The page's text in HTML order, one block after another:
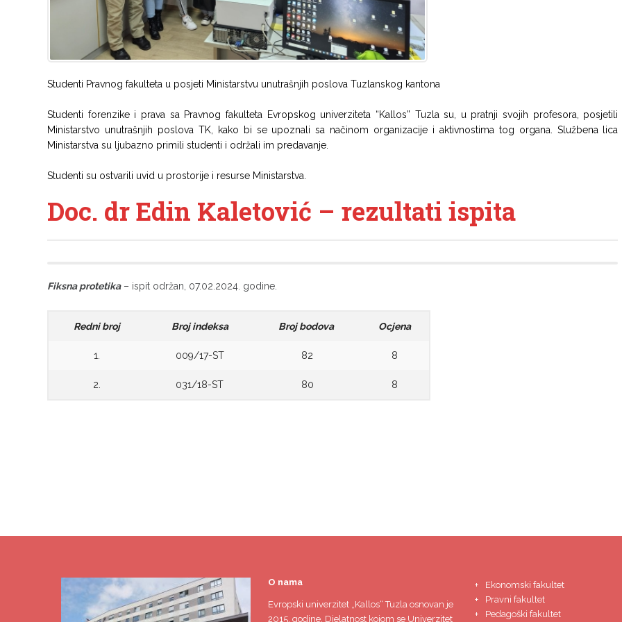
Studenti Pravnog fakulteta u posjeti Ministarstvu unutrašnjih poslova Tuzlanskog kantona
Studenti forenzike i prava sa Pravnog fakulteta Evropskog univerziteta “Kallos” Tuzla su, u pratnji svojih profesora, posjetili
Ministarstvo unutrašnjih poslova TK, kako bi se upoznali sa načinom organizacije i aktivnostima tog organa. Službena lica
Ministarstva su ljubazno primili studenti i održali im predavanje.
Studenti su ostvarili uvid u prostorije i resurse Ministarstva.
Doc. dr Edin Kaletović – rezultati ispita
Fiksna protetika– ispit održan, 07.02.2024. godine.
Redni broj Broj indeksa Broj bodova Ocjena
1. 009/17-ST 82 8
2. 031/18-ST 80 8
O nama
Evropski univerzitet „Kallos“ Tuzlaosnovan je
2015. godine. Djelatnost kojom se Univerzitet
Ekonomski fakultet
Pravni fakultet
Pedagoški fakultet